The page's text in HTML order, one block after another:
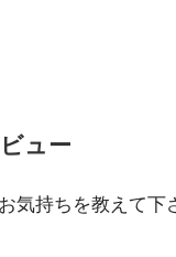
ュー
気持ちを教えて下